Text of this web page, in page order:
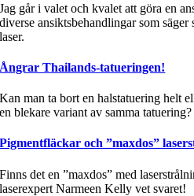
Jag går i valet och kvalet att göra en
diverse ansiktsbehandlingar som
laser.
Ångrar Thailands-tatueringen!
Kan man ta bort en halstatuering helt
en blekare variant av samma tatuering?
Pigmentfläckar och ”maxdos”
Finns det en ”maxdos” med
laserexpert Narmeen Kelly vet svaret!